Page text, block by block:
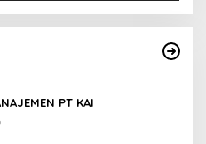
PT KAI